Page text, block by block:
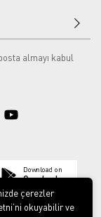
almayı kabul
Download on
Google play
çerezler
okuyabilir ve